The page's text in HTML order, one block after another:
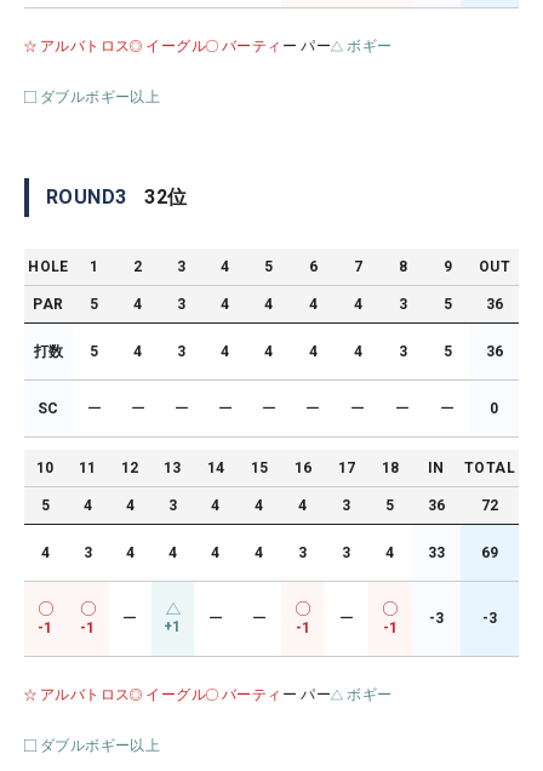
アルバトロス イーグル バーティ ー パー ボギー
ダブルボギー以上
ROUND3 32位
HOLE 1 2 3 4 5 6 7 8 9 OUT
PAR 5 4 3 4 4 4 4 3 5 36
打数 5 4 3 4 4 4 4 3 5 36
SC ー ー ー ー ー ー ー ー ー 0
10 11 12 13 14 15 16 17 18 IN TOTAL
5 4 4 3 4 4 4 3 5 36 72
4 3 4 4 4 4 3 3 4 33 69
-1 -1
ー +1 ー ー
-1
ー
-1
-3 -3
アルバトロス イーグル バーティ ー パー ボギー
ダブルボギー以上